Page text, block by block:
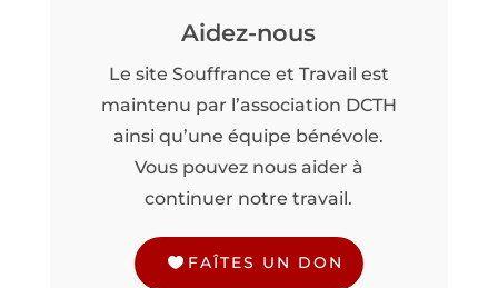
Aidez-nous
Le site Souffrance et Travail est
maintenu par l’association DCTH
ainsi qu’une équipe bénévole.
Vous pouvez nous aider à
continuer notre travail.
FAÎTES UN DON